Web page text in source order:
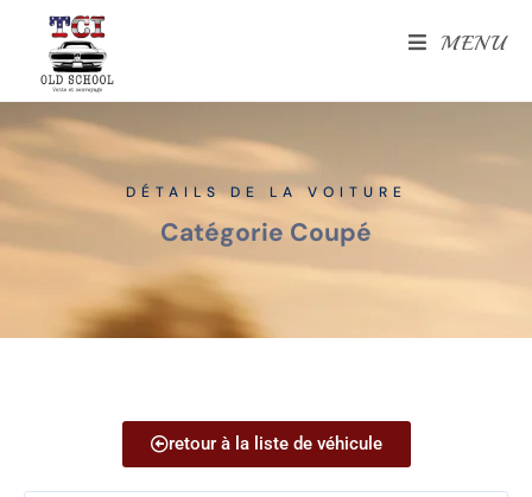
MENU
DÉTAILS DE LA VOITURE
Catégorie Coupé
retour à la liste de véhicule